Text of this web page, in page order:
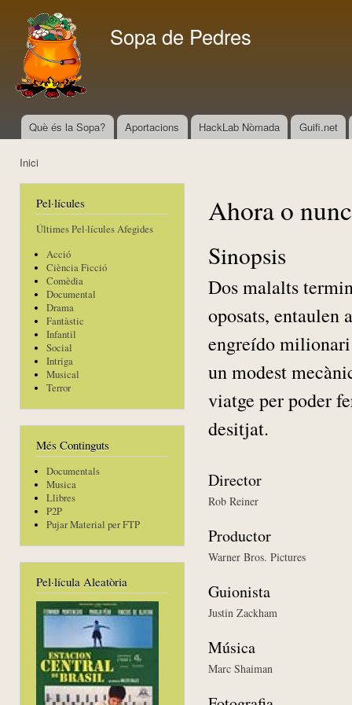
Sopa de Pedres
Menú principal
Què és la Sopa? Aportacions HackLab Nòmada Guifi.net
Inici
Pel·lícules
Últimes Pel·lícules Afegides
Acció
Ciència Ficció
Comèdia
Documental
Drama
Fantàstic
Infantil
Social
Intriga
Musical
Terror
Més Continguts
Documentals
Musica
Llibres
P2P
Pujar Material per FTP
Pel·lícula Aleatòria
Ahora o
Sinopsis
Dos malalts
oposats, entaulen
engreído milionari
un modest
viatge per poder
desitjat.
Director
Rob Reiner
Productor
Warner Bros. Pictures
Guionista
Justin Zackham
Música
Marc Shaiman